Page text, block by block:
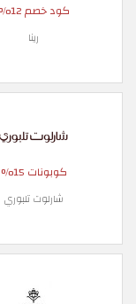
كود خصم 12%
رينا
كوبونات 15%
شارلوت تلبوري